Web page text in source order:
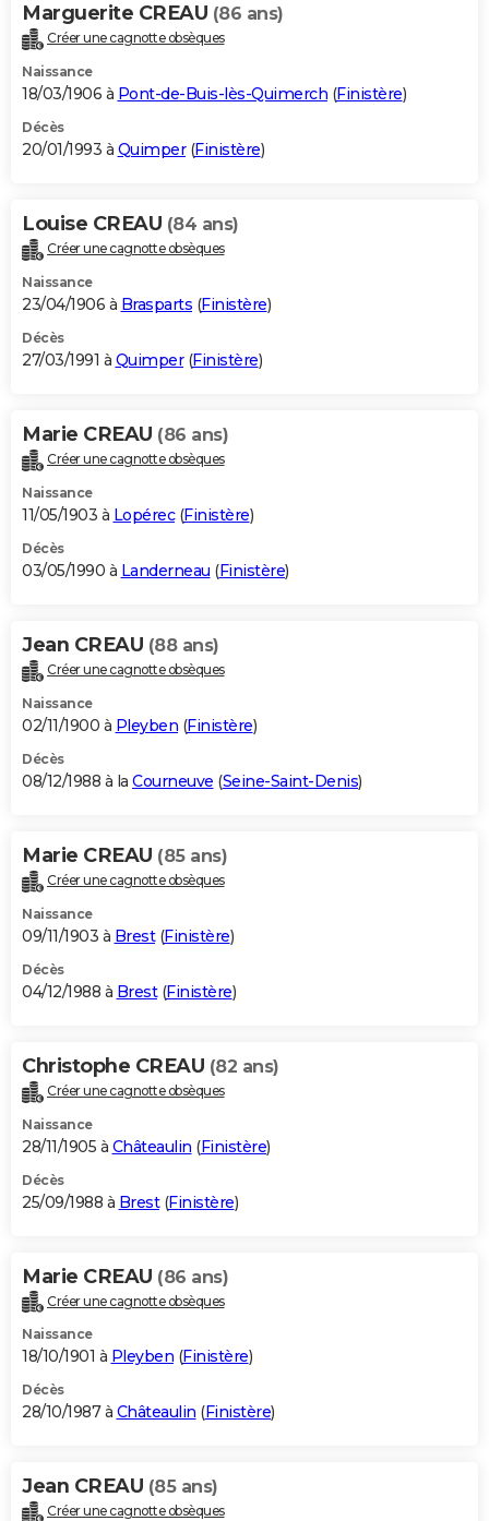
Marguerite CREAU (86 ans)
Créer une cagnotte obsèques
Naissance
18/03/1906 à Pont-de-Buis-lès-Quimerch (Finistère)
Décès
20/01/1993 à Quimper(Finistère)
Louise CREAU (84 ans)
Créer une cagnotte obsèques
Naissance
23/04/1906 à Brasparts (Finistère)
Décès
27/03/1991 à Quimper(Finistère)
Marie CREAU (86 ans)
Créer une cagnotte obsèques
Naissance
11/05/1903 à Lopérec(Finistère)
Décès
03/05/1990 à Landerneau (Finistère)
Jean CREAU (88 ans)
Créer une cagnotte obsèques
Naissance
02/11/1900 à Pleyben (Finistère)
Décès
08/12/1988 à la Courneuve (Seine-Saint-Denis)
Marie CREAU (85 ans)
Créer une cagnotte obsèques
Naissance
09/11/1903 à Brest(Finistère)
Décès
04/12/1988 à Brest(Finistère)
Christophe CREAU (82 ans)
Créer une cagnotte obsèques
Naissance
28/11/1905 à Châteaulin (Finistère)
Décès
25/09/1988 à Brest(Finistère)
Marie CREAU (86 ans)
Créer une cagnotte obsèques
Naissance
18/10/1901 à Pleyben (Finistère)
Décès
28/10/1987 à Châteaulin (Finistère)
Jean CREAU (85 ans)
Créer une cagnotte obsèques